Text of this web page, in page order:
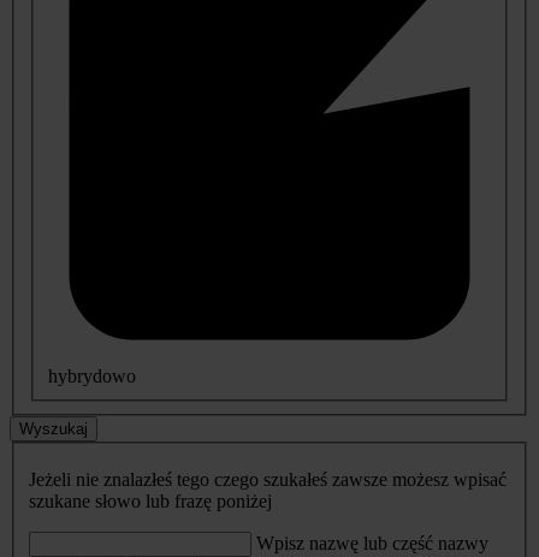
hybrydowo
Wyszukaj
Jeżeli nie znalazłeś tego czego szukałeś zawsze możesz wpisać
szukane słowo lub frazę poniżej
Wpisz nazwę lub część nazwy